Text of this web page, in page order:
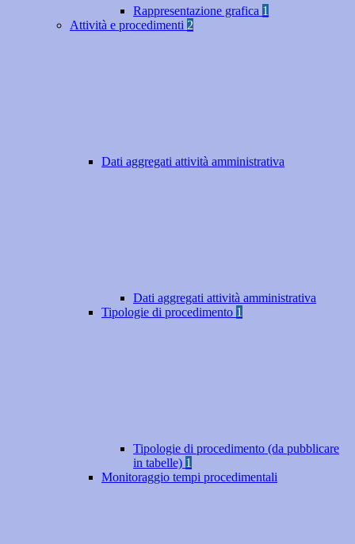
Rappresentazione grafica 1
Attività e procedimenti 2
Dati aggregati attività amministrativa
Dati aggregati attività amministrativa
Tipologie di procedimento 1
Tipologie di procedimento (da pubblicare
in tabelle) 1
Monitoraggio tempi procedimentali